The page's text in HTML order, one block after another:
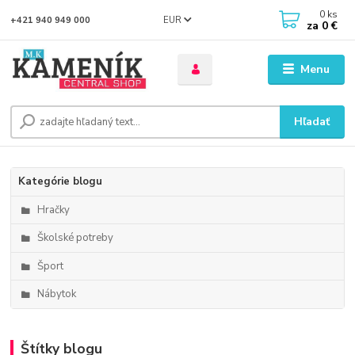
Menu
EUR
Hľadať
+421 940 949 000 0 ks
za 0 €
Kategórie blogu
Hračky
Školské potreby
Šport
Nábytok
Štítky blogu